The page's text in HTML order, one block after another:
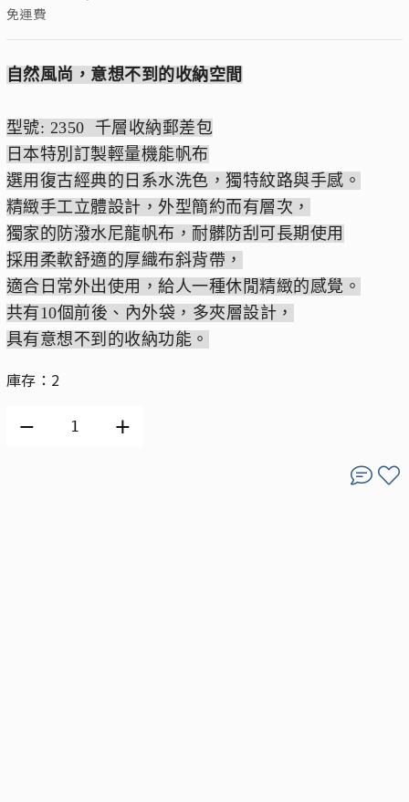
免運費
自然風尚，意想不到的收納空間
型號: 2350 千層收納郵差包
日本特別訂製輕量機能帆布
選用復古經典的日系水洗色，獨特紋路與手感。
精緻手工立體設計，外型簡約而有層次，
獨家的防潑水尼龍帆布，耐髒防刮可長期使用
採用柔軟舒適的厚織布斜背帶，
適合日常外出使用，給人一種休閒精緻的感覺。
共有10個前後、內外袋，多夾層設計，
具有意想不到的收納功能。
庫存：2